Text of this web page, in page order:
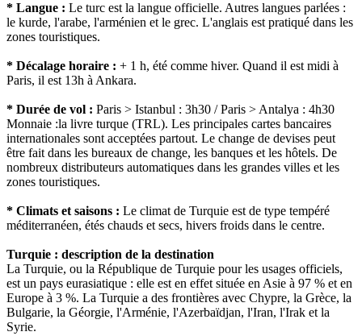
* Langue : Le turc est la langue officielle. Autres langues parlées :
le kurde, l'arabe, l'arménien et le grec. L'anglais est pratiqué dans les
zones touristiques.
* Décalage horaire : + 1 h, été comme hiver. Quand il est midi à
Paris, il est 13h à Ankara.
* Durée de vol : Paris > Istanbul : 3h30 / Paris > Antalya : 4h30
Monnaie :la livre turque (TRL). Les principales cartes bancaires
internationales sont acceptées partout. Le change de devises peut
être fait dans les bureaux de change, les banques et les hôtels. De
nombreux distributeurs automatiques dans les grandes villes et les
zones touristiques.
* Climats et saisons : Le climat de Turquie est de type tempéré
méditerranéen, étés chauds et secs, hivers froids dans le centre.
Turquie : description de la destination
La Turquie, ou la République de Turquie pour les usages officiels,
est un pays eurasiatique : elle est en effet située en Asie à 97 % et en
Europe à 3 %. La Turquie a des frontières avec Chypre, la Grèce, la
Bulgarie, la Géorgie, l'Arménie, l'Azerbaïdjan, l'Iran, l'Irak et la
Syrie.